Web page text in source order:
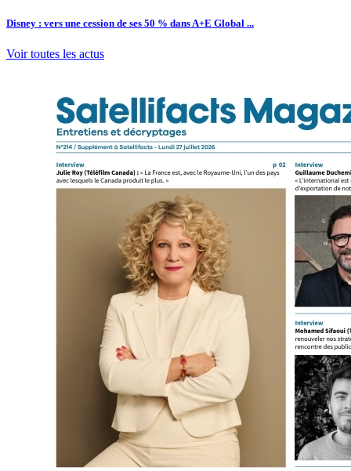
Disney : vers une cession de ses 50 % dans A+E Global ...
Voir toutes les actus